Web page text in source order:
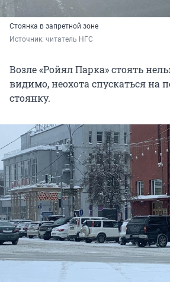
Стоянка в запретной зоне
Источник: читатель НГС
Возле «Ройял Парка» стоять
видимо, неохота спускаться на
стоянку.